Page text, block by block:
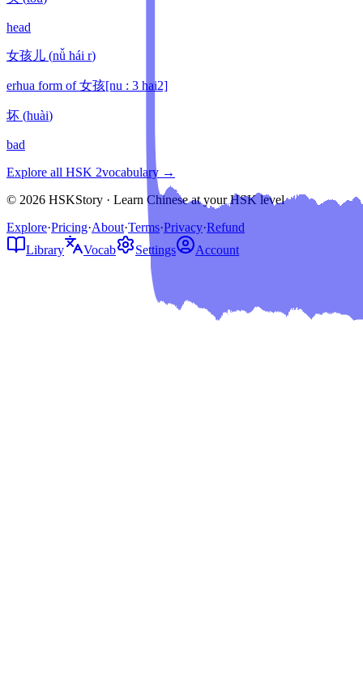
head
女孩儿 (nǚ hái r)
erhua form of 女孩[nu : 3 hai2]
坏 (huài)
bad
Explore all HSK 2vocabulary →
© 2026 HSKStory · Learn Chinese at your HSK level
Explore·Pricing·About·Terms·Privacy·Refund
Library
Vocab Settings Account